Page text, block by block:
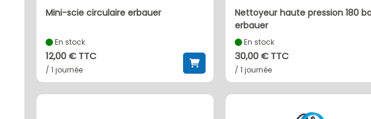
mini-scie circulaire erbauer
En stock
12,00 € TTC
/ 1 journée
nettoyeur haute pression 180 bar
erbauer
En stock
30,00 € TTC
/ 1 journée